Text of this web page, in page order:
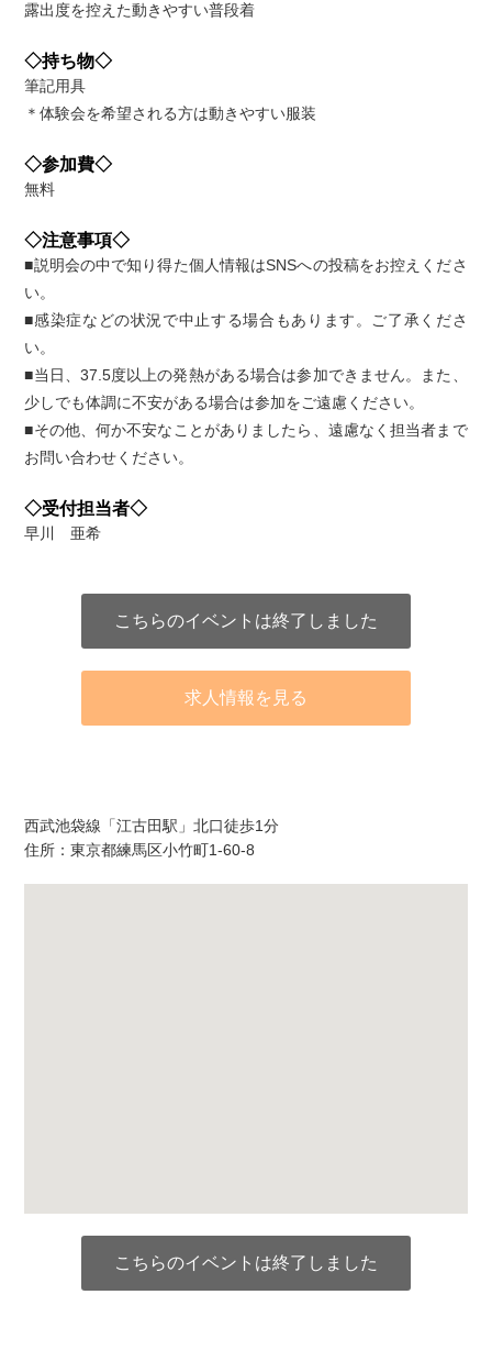
露出度を控えた動きやすい普段着
◇持ち物◇
筆記用具
＊体験会を希望される方は動きやすい服装
◇参加費◇
無料
◇注意事項◇
■説明会の中で知り得た個人情報はSNSへの投稿をお控えくださ
い。
■感染症などの状況で中止する場合もあります。ご了承くださ
い。
■当日、37.5度以上の発熱がある場合は参加できません。また、
少しでも体調に不安がある場合は参加をご遠慮ください。
■その他、何か不安なことがありましたら、遠慮なく担当者まで
お問い合わせください。
◇受付担当者◇
早川 亜希
こちらのイベントは終了しました
求人情報を見る
西武池袋線「江古田駅」北口徒歩1分
住所：東京都練馬区小竹町1-60-8
こちらのイベントは終了しました